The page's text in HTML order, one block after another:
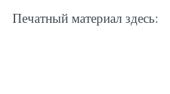
Печатный материал здесь: